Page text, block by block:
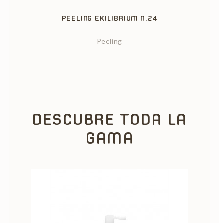
PEELING EKILIBRIUM N.24
Peeling
DESCUBRE TODA LA
GAMA